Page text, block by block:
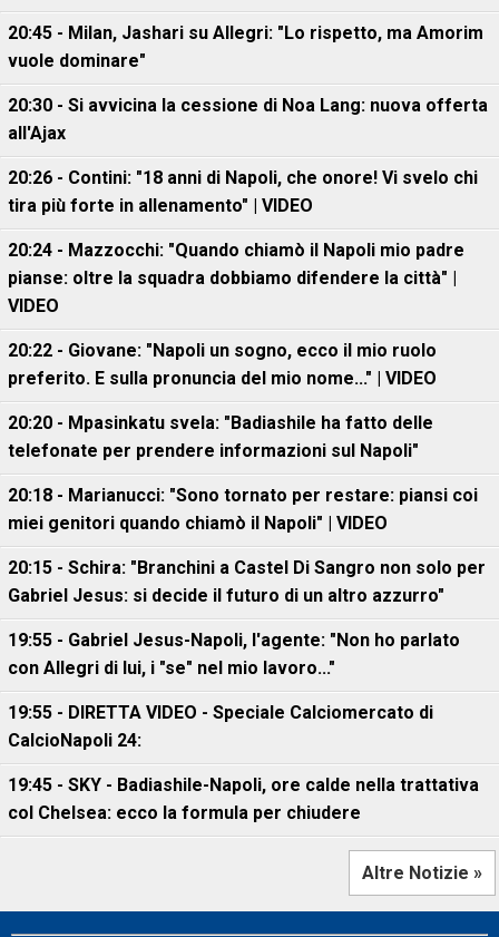
20:45 - Milan, Jashari su Allegri: "Lo rispetto, ma Amorim
vuole dominare"
20:30 - Si avvicina la cessione di Noa Lang: nuova offerta
all'Ajax
20:26 - Contini: "18 anni di Napoli, che onore! Vi svelo chi
tira più forte in allenamento" | VIDEO
20:24 - Mazzocchi: "Quando chiamò il Napoli mio padre
pianse: oltre la squadra dobbiamo difendere la città" |
VIDEO
20:22 - Giovane: "Napoli un sogno, ecco il mio ruolo
preferito. E sulla pronuncia del mio nome..." | VIDEO
20:20 - Mpasinkatu svela: "Badiashile ha fatto delle
telefonate per prendere informazioni sul Napoli"
20:18 - Marianucci: "Sono tornato per restare: piansi coi
miei genitori quando chiamò il Napoli" | VIDEO
20:15 - Schira: "Branchini a Castel Di Sangro non solo per
Gabriel Jesus: si decide il futuro di un altro azzurro"
19:55 - Gabriel Jesus-Napoli, l'agente: "Non ho parlato
con Allegri di lui, i "se" nel mio lavoro..."
19:55 - DIRETTA VIDEO - Speciale Calciomercato di
CalcioNapoli 24:
19:45 - SKY - Badiashile-Napoli, ore calde nella trattativa
col Chelsea: ecco la formula per chiudere
Altre Notizie »